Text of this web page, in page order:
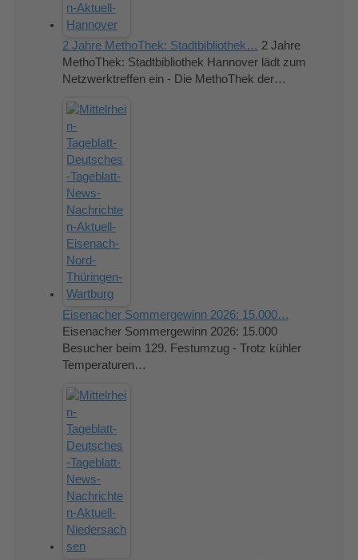
2 Jahre MethoThek: Stadtbibliothek… 2 Jahre
MethoThek: Stadtbibliothek Hannover lädt zum
Netzwerktreffen ein - Die MethoThek der…
Eisenacher Sommergewinn 2026: 15.000…
Eisenacher Sommergewinn 2026: 15.000
Besucher beim 129. Festumzug - Trotz kühler
Temperaturen…